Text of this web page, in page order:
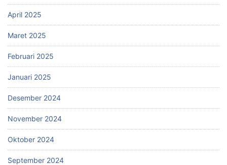
April 2025
Maret 2025
Februari 2025
Januari 2025
Desember 2024
November 2024
Oktober 2024
September 2024